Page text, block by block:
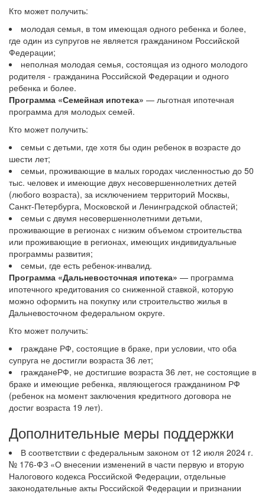
Кто может получить:
молодая семья, в том имеющая одного ребенка и более,
где один из супругов не является гражданином Российской
Федерации;
неполная молодая семья, состоящая из одного молодого
родителя - гражданина Российской Федерации и одного
ребенка и более.
Программа «Семейная ипотека» — льготная ипотечная
программа для молодых семей.
Кто может получить:
семьи с детьми, где хотя бы один ребенок в возрасте до
шести лет;
семьи, проживающие в малых городах численностью до 50
тыс. человек и имеющие двух несовершеннолетних детей
(любого возраста), за исключением территорий Москвы,
Санкт-Петербурга, Московской и Ленинградской областей;
семьи с двумя несовершеннолетними детьми,
проживающие в регионах с низким объемом строительства
или проживающие в регионах, имеющих индивидуальные
программы развития;
семьи, где есть ребенок-инвалид.
Программа «Дальневосточная ипотека» — программа
ипотечного кредитования со сниженной ставкой, которую
можно оформить на покупку или строительство жилья в
Дальневосточном федеральном округе.
Кто может получить:
граждане РФ, состоящие в браке, при условии, что оба
супруга не достигли возраста 36 лет;
гражданеРФ, не достигшие возраста 36 лет, не состоящие в
браке и имеющие ребенка, являющегося гражданином РФ
(ребенок на момент заключения кредитного договора не
достиг возраста 19 лет).
Дополнительные меры поддержки
В соответствии с федеральным законом от 12 июля 2024 г.
№ 176-ФЗ «О внесении изменений в части первую и вторую
Налогового кодекса Российской Федерации, отдельные
законодательные акты Российской Федерации и признании